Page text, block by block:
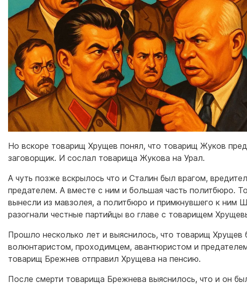
Но вскоре товарищ Хрущев понял, что товарищ Жуков
заговорщик. И сослал товарища Жукова на Урал.
А чуть позже вскрылось что и Сталин был врагом,
предателем. А вместе с ним и большая часть политбюро.
вынесли из мавзолея, а политбюро и примкнувшего к ним
разогнали честные партийцы во главе с товарищем
Прошло несколько лет и выяснилось, что товарищ Хрущев
волюнтаристом, проходимцем, авантюристом и
товарищ Брежнев отправил Хрущева на пенсию.
После смерти товарища Брежнева выяснилось, что и он